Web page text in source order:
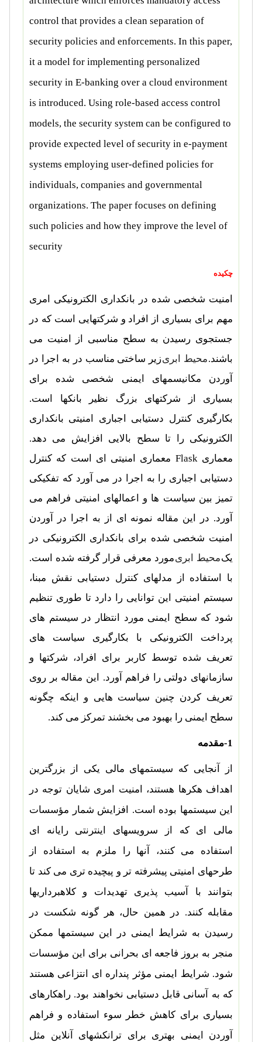
control that provides a clean separation of
security policies and enforcements. In this paper,
it a model for implementing personalized
security in E-banking over a cloud environment
is introduced. Using role-based access control
models, the security system can be configured to
provide expected level of security in e-payment
systems employing user-defined policies for
individuals, companies and governmental
organizations. The paper focuses on defining
such policies and how they improve the level of
security
چکیده
امنیت شخصی شده در بانکداری الکترونیکی امری
مهم برای بسیاری از افراد و شرکتهایی است که در
جستجوی رسیدن به سطح مناسبی از امنیت می
باشند.محیط ابریزیر ساختی مناسب در به اجرا در
آوردن مکانیسمهای ایمنی شخصی شده برای
بسیاری از شرکتهای بزرگ نظیر بانکها است.
بکارگیری کنترل دستیابی اجباری امنیتی بانکداری
الکترونیکی را تا سطح بالایی افزایش می دهد.
معماریFlask معماری امنیتی ای است که کنترل
دستیابی اجباری را به اجرا در می آورد که تفکیکی
تمیز بین سیاست ها و اعمالهای امنیتی فراهم می
آورد. در این مقاله نمونه ای از به اجرا در آوردن
امنیت شخصی شده برای بانکداری الکترونیکی در
یکمحیط ابریمورد معرفی قرار گرفته شده است.
با استفاده از مدلهای کنترل دستیابی نقش مبنا،
سیستم امنیتی این توانایی را دارد تا طوری تنظیم
شود که سطح ایمنی مورد انتظار در سیستم های
پرداخت الکترونیکی با بکارگیری سیاست های
تعریف شده توسط کاربر برای افراد، شرکتها و
سازمانهای دولتی را فراهم آورد. این مقاله بر روی
تعریف کردن چنین سیاست هایی و اینکه چگونه
سطح ایمنی را بهبود می بخشند تمرکز می کند.
1-مقدمه
از آنجایی که سیستمهای مالی یکی از بزرگترین
اهداف هکرها هستند، امنیت امری شایان توجه در
این سیستمها بوده است. افزایش شمار مؤسسات
مالی ای که از سرویسهای اینترنتی رایانه ای
استفاده می کنند، آنها را ملزم به استفاده از
طرحهای امنیتی پیشرفته تر و پیچیده تری می کند تا
بتوانند با آسیب پذیری تهدیدات و کلاهبرداریها
مقابله کنند. در همین حال، هر گونه شکست در
رسیدن به شرایط ایمنی در این سیستمها ممکن
منجر به بروز فاجعه ای بحرانی برای این مؤسسات
شود. شرایط ایمنی مؤثر پنداره ای انتزاعی هستند
که به آسانی قابل دستیابی نخواهند بود. راهکارهای
بسیاری برای کاهش خطر سوء استفاده و فراهم
آوردن ایمنی بهتری برای ترانکشهای آنلاین مثل